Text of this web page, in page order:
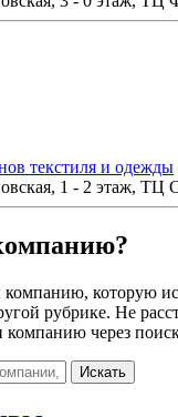
текстиля и одежды
1 - 2 этаж, ТЦ
которую
рубрике. Не
компанию через
Искать